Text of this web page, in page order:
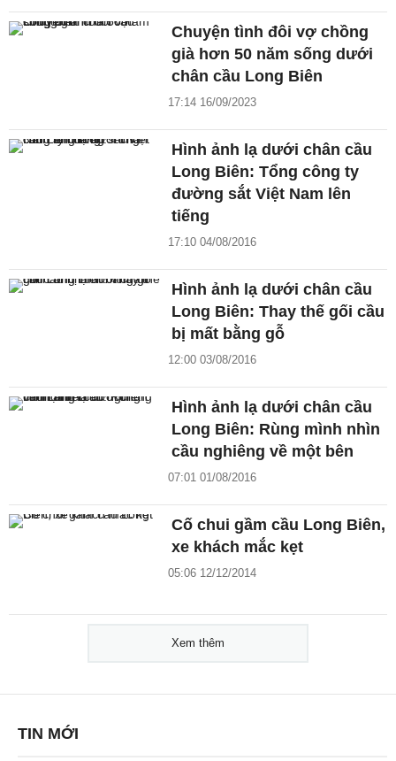
Chuyện tình đôi vợ chồng
già hơn 50 năm sống dưới
chân cầu Long Biên
17:14 16/09/2023
Hình ảnh lạ dưới chân cầu
Long Biên: Tổng công ty
đường sắt Việt Nam lên
tiếng
17:10 04/08/2016
Hình ảnh lạ dưới chân cầu
Long Biên: Thay thế gối cầu
bị mất bằng gỗ
12:00 03/08/2016
Hình ảnh lạ dưới chân cầu
Long Biên: Rùng mình nhìn
cầu nghiêng về một bên
07:01 01/08/2016
Cố chui gầm cầu Long Biên,
xe khách mắc kẹt
05:06 12/12/2014
Xem thêm
TIN MỚI